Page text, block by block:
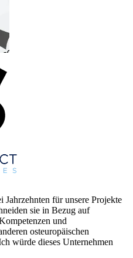
Jahrzehnten für unsere Projekte
sie in Bezug auf
und
osteuropäischen
würde dieses Unternehmen